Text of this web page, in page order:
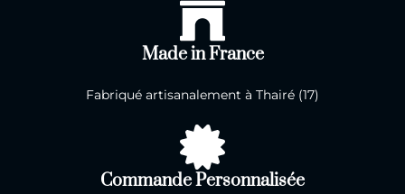
Made in France
Fabriqué artisanalement à Thairé (17)
Commande Personnalisée